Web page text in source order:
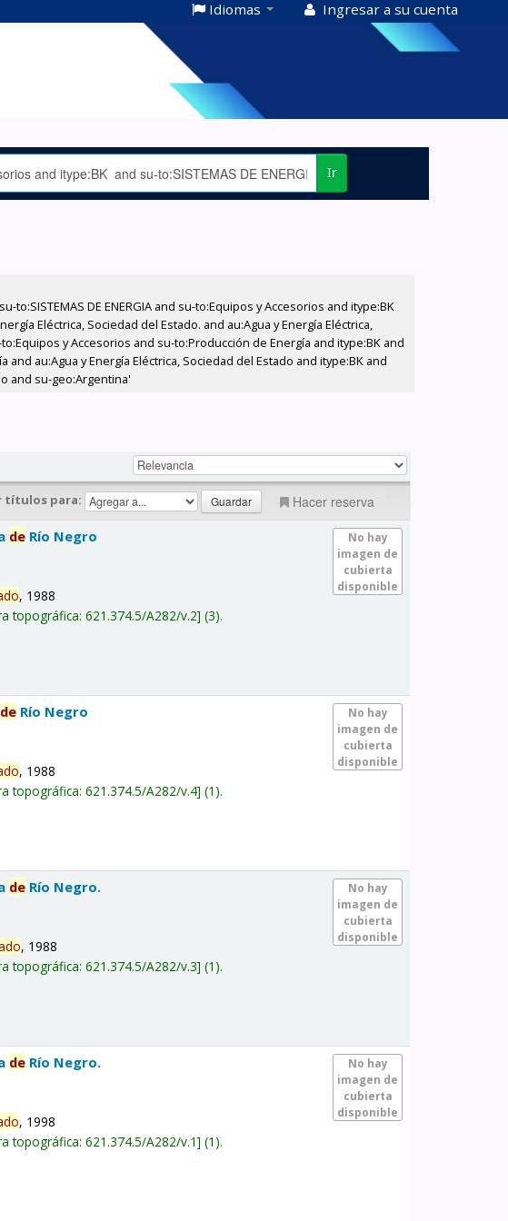
Idiomas Ingresar a su cuenta
Ir
DE ENERGIA and su-to:Equipos y Accesorios and itype:BK
Eléctrica, Sociedad del Estado. and au:Agua y Energía Eléctrica,
y Accesorios and su-to:Producción de Energía and itype:BK and
au:Agua y Energía Eléctrica, Sociedad del Estado and itype:BK and
and su-geo:Argentina'
títulos para: Hacer reserva
No hay
imagen de
cubierta
disponible
de Río Negro
, 1988
topográfica:621.374.5/A282/v.2 (3).
No hay
imagen de
cubierta
disponible
de Río Negro
, 1988
topográfica:621.374.5/A282/v.4 (1).
No hay
imagen de
cubierta
disponible
de Río Negro.
, 1988
topográfica:621.374.5/A282/v.3 (1).
No hay
imagen de
cubierta
disponible
de Río Negro.
, 1998
topográfica:621.374.5/A282/v.1 (1).